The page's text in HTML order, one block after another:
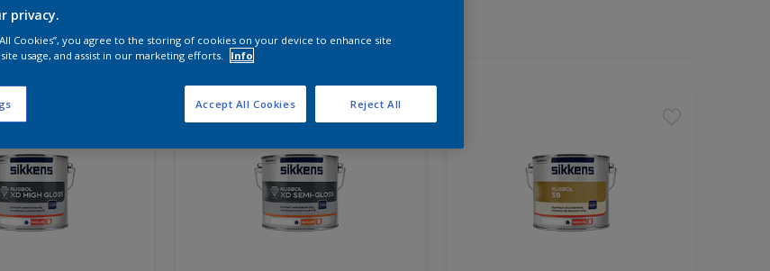
jou
privacy.
Cookies”, you agree to the storing of cookies on your device to enhance site
usage, and assist in our marketing efforts.
Info
Reject All
Accept All Cookies